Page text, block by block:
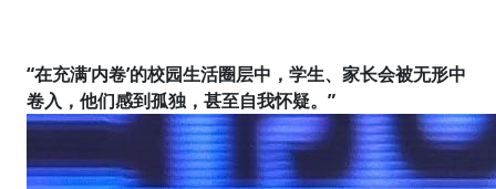
“在充满‘内卷’的校园生活圈层中，学生、家长会被无形中
卷入，他们感到孤独，甚至自我怀疑。”